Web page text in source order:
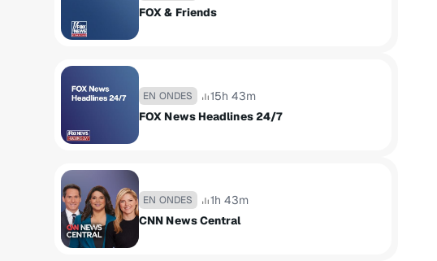
FOX & Friends
EN ONDES
15h 43m
FOX News Headlines 24/7
EN ONDES
1h 43m
CNN News Central